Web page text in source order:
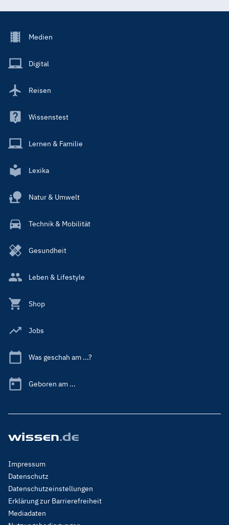
Footer
Main
Medien
Digital
Reisen
Wissenstest
Lernen & Familie
Lexika
Natur & Umwelt
Technik & Mobilität
Gesundheit
Leben & Lifestyle
Shop
Jobs
Was geschah am ...?
Geboren am ...
Footer
Menu
Legal
Impressum
Datenschutz
Datenschutzeinstellungen
Erklärung zur Barrierefreiheit
Mediadaten